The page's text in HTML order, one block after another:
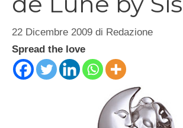
22 Dicembre 2009 di Redazione
Spread the love